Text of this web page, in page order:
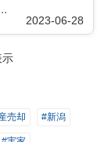
2023-06-28
売却 #新潟